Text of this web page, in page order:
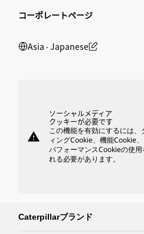
コーポレートページ
Asia ‧ Japanese
warning
ソーシャルメディア
クッキーが必要です
この機能を有効にするには、
ィングCookie、機能Cookie
パフォーマンスCookieの使用
れる必要があります。
Caterpillarブランド